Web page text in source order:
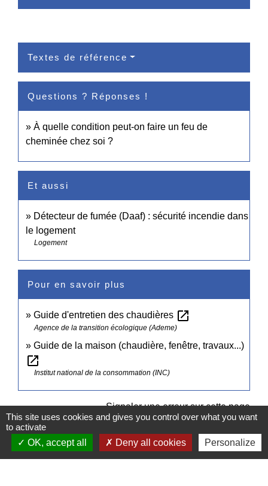
Textes de référence
Questions ? Réponses !
À quelle condition peut-on faire un feu de
cheminée chez soi ?
Et aussi
Détecteur de fumée (Daaf) : sécurité incendie dans
le logement
Logement
Pour en savoir plus
Guide d'entretien des chaudières open_in_new
Agence de la transition écologique (Ademe)
Guide de la maison (chaudière, fenêtre, travaux...)
open_in_new
Institut national de la consommation (INC)
Signaler une erreur sur cette page
This site uses cookies and gives you control over what you want
to activate
OK, accept all
Deny all cookies Personalize